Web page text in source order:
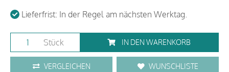
Lieferfrist: In der Regel am nächsten Werktag.
Stück IN DEN WARENKORB
VERGLEICHEN WUNSCHLISTE